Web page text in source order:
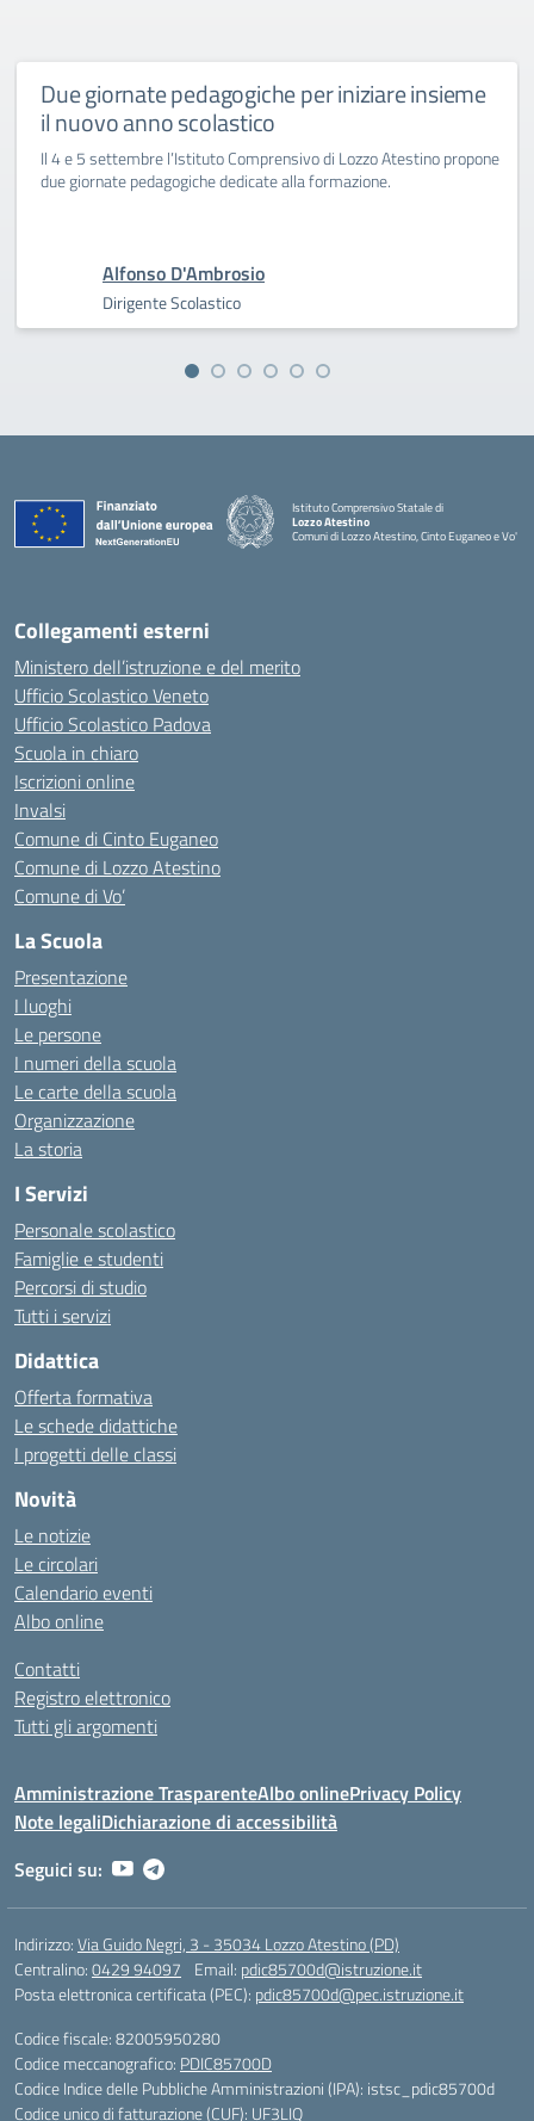
Due giornate pedagogiche per iniziare insieme
il nuovo anno scolastico
Il 4 e 5 settembre l’Istituto Comprensivo di Lozzo Atestino propone
due giornate pedagogiche dedicate alla formazione.
Alfonso D'Ambrosio
Dirigente Scolastico
Istituto Comprensivo Statale di
Lozzo Atestino
Comuni di Lozzo Atestino, Cinto Euganeo e Vo'
— Visita la pagina iniziale della scuola
Collegamenti esterni
Ministero dell’istruzione e del merito
Ufficio Scolastico Veneto
Ufficio Scolastico Padova
Scuola in chiaro
Iscrizioni online
Invalsi
Comune di Cinto Euganeo
Comune di Lozzo Atestino
Comune di Vo’
La Scuola
Presentazione
I luoghi
Le persone
I numeri della scuola
Le carte della scuola
Organizzazione
La storia
I Servizi
Personale scolastico
Famiglie e studenti
Percorsi di studio
Tutti i servizi
Didattica
Offerta formativa
Le schede didattiche
I progetti delle classi
Novità
Le notizie
Le circolari
Calendario eventi
Albo online
Contatti
Registro elettronico
Tutti gli argomenti
Amministrazione TrasparenteAlbo onlinePrivacy Policy
Note legaliDichiarazione di accessibilità
Seguici su:
Indirizzo:Via Guido Negri, 3 - 35034 Lozzo Atestino (PD)
Centralino:0429 94097 Email: pdic85700d@istruzione.it
Posta elettronica certificata (PEC): pdic85700d@pec.istruzione.it
Codice fiscale: 82005950280
Codice meccanografico: PDIC85700D
Codice Indice delle Pubbliche Amministrazioni (IPA): istsc_pdic85700d
Codice unico di fatturazione (CUF): UF3LIQ